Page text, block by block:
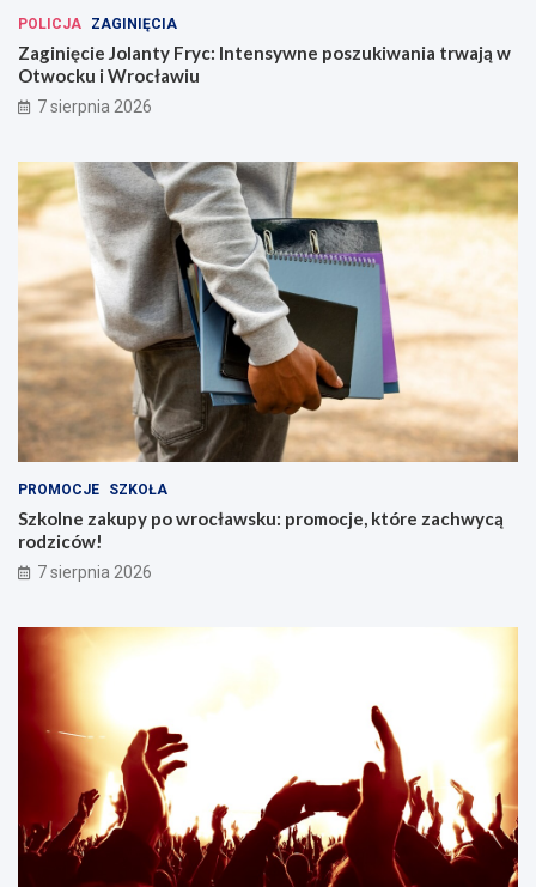
POLICJA ZAGINIĘCIA
Zaginięcie Jolanty Fryc: Intensywne poszukiwania trwają w
Otwocku i Wrocławiu
7 sierpnia 2026
PROMOCJE SZKOŁA
Szkolne zakupy po wrocławsku: promocje, które zachwycą
rodziców!
7 sierpnia 2026